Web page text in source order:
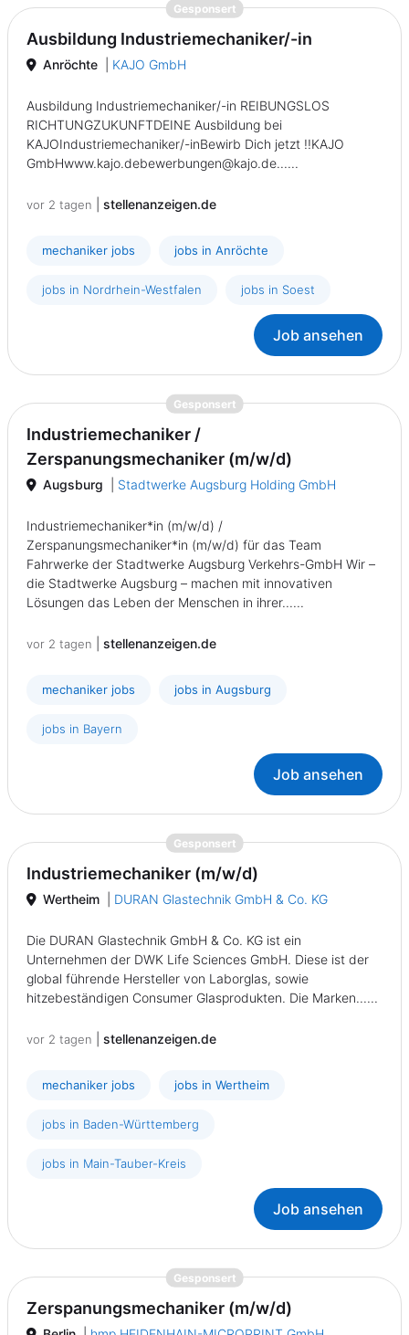
Gesponsert{prompt.job}
Ausbildung Industriemechaniker/-in
Anröchte KAJO GmbH
Ausbildung Industriemechaniker/-in REIBUNGSLOS
RICHTUNGZUKUNFTDEINE Ausbildung bei
KAJOIndustriemechaniker/-inBewirb Dich jetzt !!KAJO
GmbHwww.kajo.debewerbungen@kajo.de......
vor 2 tagen stellenanzeigen.de
mechaniker jobs jobs in Anröchte
jobs in Nordrhein-Westfalen jobs in Soest
Job ansehen
Gesponsert{prompt.job}
Industriemechaniker /
Zerspanungsmechaniker (m/w/d)
Augsburg Stadtwerke Augsburg Holding GmbH
Industriemechaniker*in (m/w/d) /
Zerspanungsmechaniker*in (m/w/d) für das Team
Fahrwerke der Stadtwerke Augsburg Verkehrs-GmbH Wir –
die Stadtwerke Augsburg – machen mit innovativen
Lösungen das Leben der Menschen in ihrer......
vor 2 tagen stellenanzeigen.de
mechaniker jobs jobs in Augsburg
jobs in Bayern
Job ansehen
Gesponsert{prompt.job}
Industriemechaniker (m/w/d)
Wertheim DURAN Glastechnik GmbH & Co. KG
Die DURAN Glastechnik GmbH & Co. KG ist ein
Unternehmen der DWK Life Sciences GmbH. Diese ist der
global führende Hersteller von Laborglas, sowie
hitzebeständigen Consumer Glasprodukten. Die Marken......
vor 2 tagen stellenanzeigen.de
mechaniker jobs jobs in Wertheim
jobs in Baden-Württemberg
jobs in Main-Tauber-Kreis
Job ansehen
Gesponsert{prompt.job}
Zerspanungsmechaniker (m/w/d)